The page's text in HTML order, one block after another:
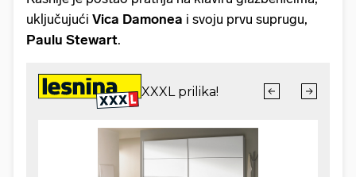
uključujući Vica Damonea i svoju prvu suprugu,
Paulu Stewart.